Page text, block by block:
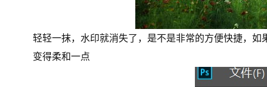
轻轻一抹，水印就消失了，是不是非常的方便快捷，
变得柔和一点